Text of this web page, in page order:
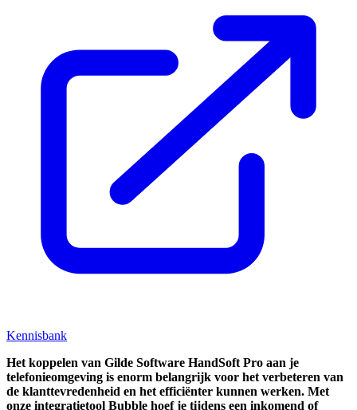
Kennisbank
Het koppelen van Gilde Software HandSoft Pro aan je
telefonieomgeving is enorm belangrijk voor het verbeteren van
de klanttevredenheid en het efficiënter kunnen werken. Met
onze integratietool Bubble hoef je tijdens een inkomend of